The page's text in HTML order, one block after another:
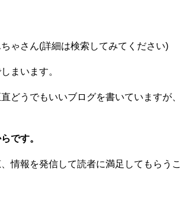
ゃさん(詳細は検索してみてください)
まいます。
どうでもいいブログを書いていますが、
です。
情報を発信して読者に満足してもらうこ